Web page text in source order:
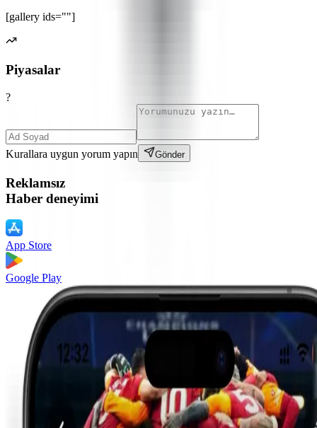
[gallery ids=""]
Piyasalar
?
Kurallara uygun yorum yapın Gönder
Reklamsız
Haber deneyimi
App Store
Google Play